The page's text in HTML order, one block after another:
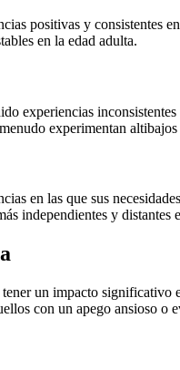
positivas y consistentes
en la edad adulta.
experiencias
experimentan
en las que sus
independientes y distantes
un impacto
con un apego ansioso